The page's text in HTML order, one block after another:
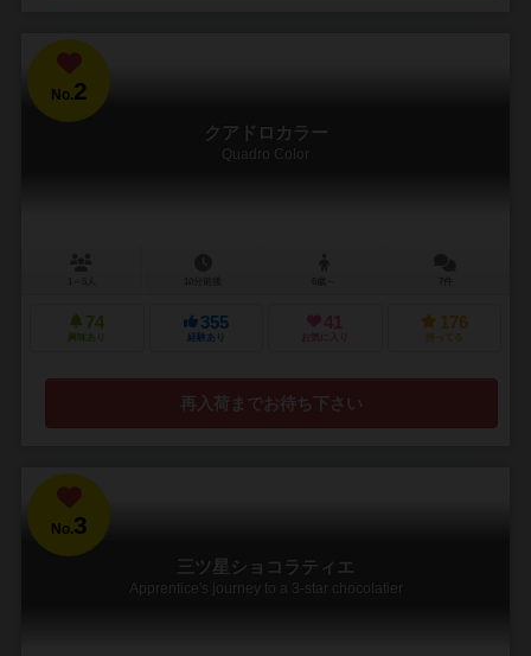
No.2
クアドロカラー
Quadro Color
74
興味あり
355
経験あり
41
お気に入り
176
持ってる
再入荷までお待ち下さい
No.3
三ツ星ショコラティエ
Apprentice's journey to a 3-star chocolatier